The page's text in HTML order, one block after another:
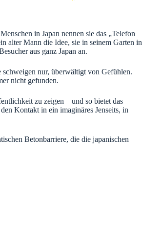
in Japan nennen sie das „Telefon
alter Mann die Idee, sie in seinem Garten in
aus ganz Japan an.
nur, überwältigt von Gefühlen.
nicht gefunden.
zu zeigen – und so bietet das
Kontakt in ein imaginäres Jenseits, in
Betonbarriere, die die japanischen